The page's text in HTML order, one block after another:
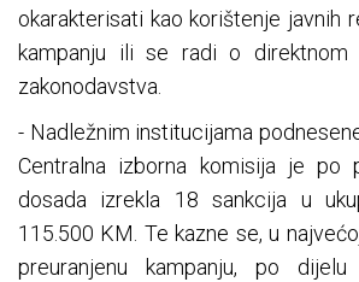
okarakterisati kao korištenje javnih
kampanju ili se radi o direktnom
zakonodavstva.
- Nadležnim institucijama
Centralna izborna komisija je po
dosada izrekla 18 sankcija u
115.500 KM. Te kazne se, u
preuranjenu kampanju, po